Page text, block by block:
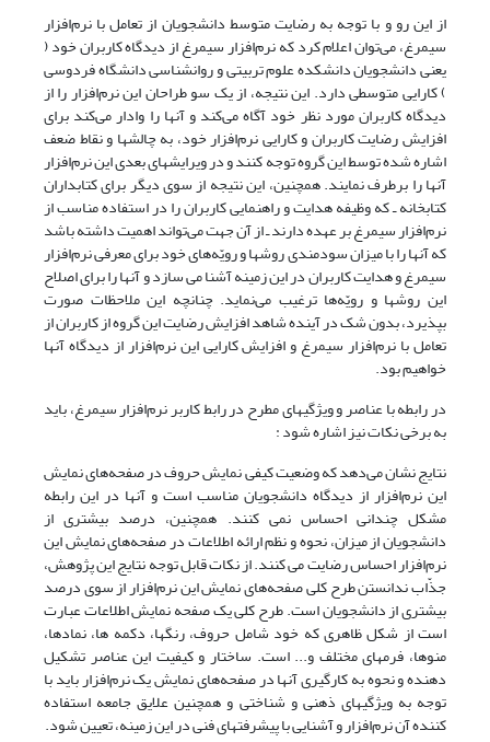
از این رو و با توجه به رضایت متوسط دانشجویان از تعامل با نرم‌افزار
سیمرغ، می‌توان اعلام کرد که نرم‌افزار سیمرغ از دیدگاه کاربران خود (
یعنی دانشجویان دانشکده علوم تربیتی و روانشناسی دانشگاه فردوسی
) کارایی متوسطی دارد. این نتیجه، از یک سو طراحان این نرم‌افزار را از
دیدگاه کاربران مورد نظر خود آگاه می‌کند و آنها را وادار می‌کند برای
افزایش رضایت کاربران و کارایی نرم‌افزار خود، به چالشها و نقاط ضعف
اشاره شده توسط این گروه توجه کنند و در ویرایشهای بعدی این نرم‌افزار
آنها را برطرف نمایند. همچنین، این نتیجه از سوی دیگر برای کتابداران
کتابخانه ـ که وظیفه هدایت و راهنمایی کاربران را در استفاده مناسب از
نرم‌افزار سیمرغ بر عهده دارند ـ از آن جهت می‌تواند اهمیت داشته باشد
که آنها را با میزان سودمندی روشها و رویّه‌های خود برای معرفی نرم‌افزار
سیمرغ و هدایت کاربران در این زمینه آشنا می سازد و آنها را برای اصلاح
این روشها و رویّه‌ها ترغیب می‌نماید. چنانچه این ملاحظات صورت
بپذیرد، بدون شک در آینده شاهد افزایش رضایت این گروه از کاربران از
تعامل با نرم‌افزار سیمرغ و افزایش کارایی این نرم‌افزار از دیدگاه آنها
خواهیم بود.
در رابطه با عناصر و ویژگیهای مطرح در رابط کاربر نرم‌افزار سیمرغ، باید
به برخی نکات نیز اشاره شود :
نتایج نشان می‌دهد که وضعیت کیفی نمایش حروف در صفحه‌های نمایش
این نرم‌افزار از دیدگاه دانشجویان مناسب است و آنها در این رابطه
مشکل چندانی احساس نمی کنند. همچنین، درصد بیشتری از
دانشجویان از میزان، نحوه و نظم ارائه اطلاعات در صفحه‌های نمایش این
نرم‌افزار احساس رضایت می کنند. از نکات قابل توجه نتایج این پژوهش،
جذّاب ندانستن طرح کلی صفحه‌های نمایش این نرم‌افزار از سوی درصد
بیشتری از دانشجویان است. طرح کلی یک صفحه نمایش اطلاعات عبارت
است از شکل ظاهری که خود شامل حروف، رنگها، دکمه ها، نمادها،
منوها، فرمهای مختلف و... است. ساختار و کیفیت این عناصر تشکیل
دهنده و نحوه به کارگیری آنها در صفحه‌های نمایش یک نرم‌افزار ‌باید با
توجه به ویژگیهای ذهنی و شناختی و همچنین علایق جامعه استفاده
کننده آن نرم‌افزار و آشنایی با پیشرفتهای فنی در این زمینه، تعیین شود.